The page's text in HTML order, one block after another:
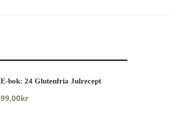
E-bok: 24 Glutenfria Julrecept
99,00kr